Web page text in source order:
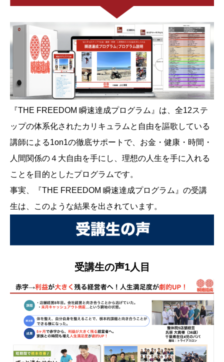
『THE FREEDOM 瞬速達成プログラム』は、全12ステ
ップの体系化されたカリキュラムと自由を謳歌している
講師による1on1の徹底サポートで、お金・健康・時間・
人間関係の４大自由を手にし、理想の人生を手に入れる
ことを目的としたプログラムです。
事実、『THE FREEDOM 瞬速達成プログラム』の受講
生は、このような結果を出されています。
受講生の声1人目